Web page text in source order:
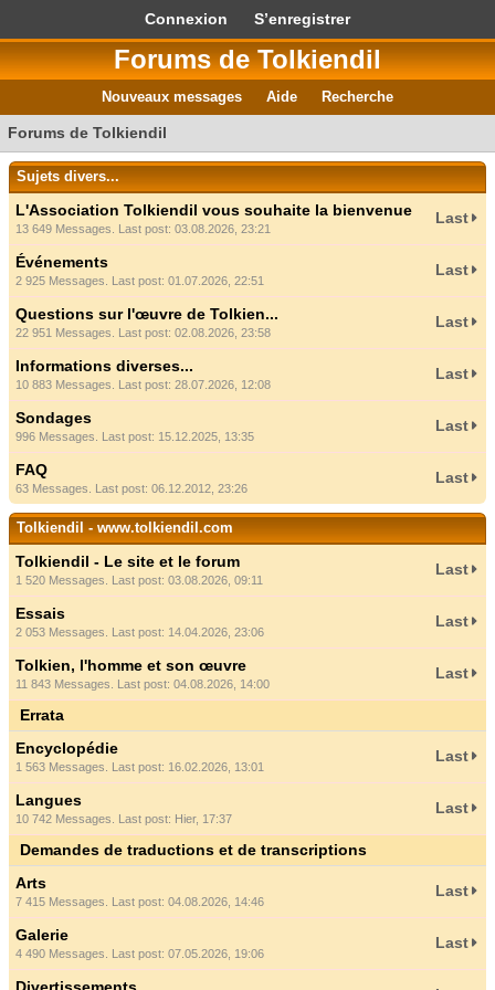
Connexion S’enregistrer
Forums de Tolkiendil
Nouveaux messages Aide Recherche
Forums de Tolkiendil
Sujets divers...
L'Association Tolkiendil vous souhaite la bienvenue
13 649 Messages. Last post: 03.08.2026, 23:21
Last
Événements
2 925 Messages. Last post: 01.07.2026, 22:51
Last
Questions sur l'œuvre de Tolkien...
22 951 Messages. Last post: 02.08.2026, 23:58
Last
Informations diverses...
10 883 Messages. Last post: 28.07.2026, 12:08
Last
Sondages
996 Messages. Last post: 15.12.2025, 13:35
Last
FAQ
63 Messages. Last post: 06.12.2012, 23:26
Last
Tolkiendil - www.tolkiendil.com
Tolkiendil - Le site et le forum
1 520 Messages. Last post: 03.08.2026, 09:11
Last
Essais
2 053 Messages. Last post: 14.04.2026, 23:06
Last
Tolkien, l'homme et son œuvre
11 843 Messages. Last post: 04.08.2026, 14:00
Last
Errata
Encyclopédie
1 563 Messages. Last post: 16.02.2026, 13:01
Last
Langues
10 742 Messages. Last post: Hier, 17:37
Last
Demandes de traductions et de transcriptions
Arts
7 415 Messages. Last post: 04.08.2026, 14:46
Last
Galerie
4 490 Messages. Last post: 07.05.2026, 19:06
Last